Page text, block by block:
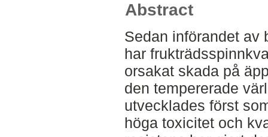
Abstract
Sedan införandet av
har
orsakat skada på
den tempererade
utvecklades först
höga toxicitet och